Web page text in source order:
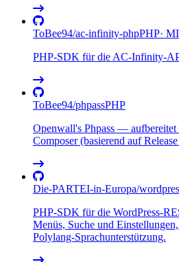
ToBee94/ac-infinity-phpPHP·
PHP-SDK für die AC-Infinity-
ToBee94/phpassPHP
Openwall's Phpass — aufbereitet
Composer (basierend auf
Die-PARTEI-in-Europa/
PHP-SDK für die WordPress-
Menüs, Suche und
Polylang-Sprachunterstützung.